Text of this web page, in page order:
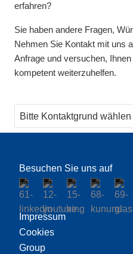
erfahren?
Sie haben andere Fragen,
Nehmen Sie Kontakt mit uns
Anfrage und versuchen,
kompetent weiterzuhelfen.
Besuchen Sie uns auf
Impressum
Cookies
Group